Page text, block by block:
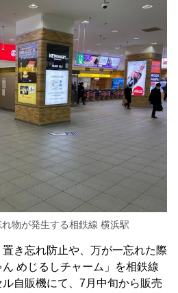
物が発生する相鉄線 横浜駅
き忘れ防止や、万が一忘れた際
めじるしチャーム」を相鉄線
自販機にて、7月中旬から販売